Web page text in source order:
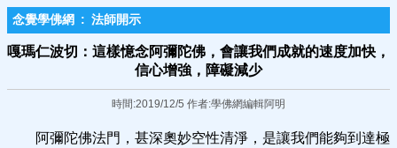
念覺學佛網 : 法師開示
嘎瑪仁波切：這樣憶念阿彌陀佛，會讓我們成就的速度加快，
信心增強，障礙減少
時間:2019/12/5 作者:學佛網編輯阿明
阿彌陀佛法門，甚深奧妙空性清淨，是讓我們能夠到達極